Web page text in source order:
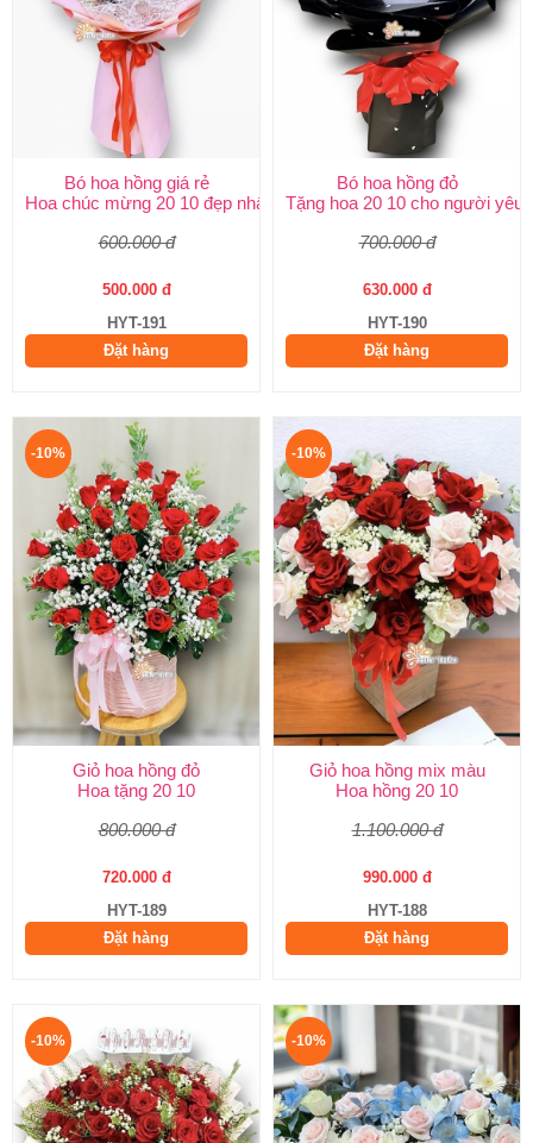
Bó hoa hồng giá rẻ
Hoa chúc mừng 20 10 đẹp nhất
600.000 đ
500.000 đ
HYT-191
Đặt hàng
Bó hoa hồng đỏ
Tặng hoa 20 10 cho người yêu
700.000 đ
630.000 đ
HYT-190
Đặt hàng
-10%
Giỏ hoa hồng đỏ
Hoa tặng 20 10
800.000 đ
720.000 đ
HYT-189
Đặt hàng
-10%
Giỏ hoa hồng mix màu
Hoa hồng 20 10
1.100.000 đ
990.000 đ
HYT-188
Đặt hàng
-10% -10%